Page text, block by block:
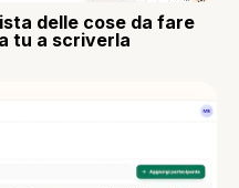
delle cose da fare
tu a scriverla